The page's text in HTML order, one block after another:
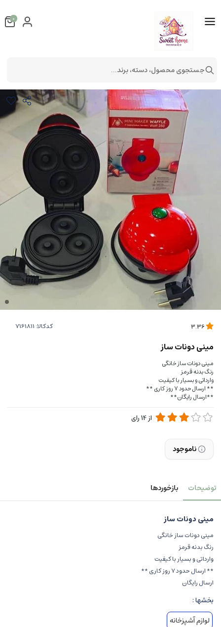
کدکالا:
مینی دونات ساز
مینی دونات ساز خانگی
رنگ بدنه قرمز
وارداتی و بسیار با کیفیت
** ارسال حدود 7 روز کاری **
**ارسال رایگان**
از14رای
ناموجود
توضیحات بازخوردها
مینی دونات ساز
مینی دونات ساز خانگی
رنگ بدنه قرمز
وارداتی و بسیار با کیفیت
** ارسال حدود 7 روز کاری **
ارسال رایگان
بخشها :
لوازم آشپزخانه
0
جستجوی محصول، دسته، برند...